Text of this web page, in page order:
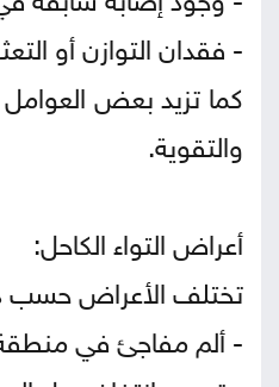
- فقدان التوازن أو
كما تزيد بعض العوامل
والتقوية.
أعراض التواء الكاحل:
تختلف الأعراض حسب
- ألم مفاجئ في